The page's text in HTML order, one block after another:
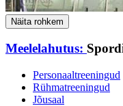
Näita rohkem
Meelelahutus:
Personaaltreeningud
Rühmatreeningud
Jõusaal